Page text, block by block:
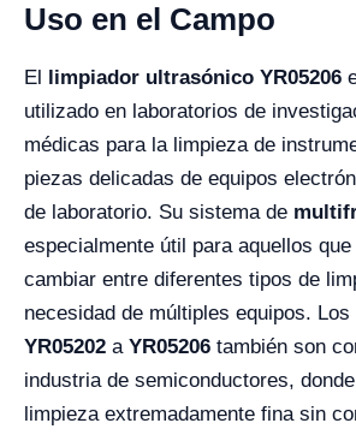
Uso en el Campo
El limpiador ultrasónico YR05206
utilizado en laboratorios de
médicas para la limpieza de
piezas delicadas de equipos
de laboratorio. Su sistema de
especialmente útil para aquellos
cambiar entre diferentes tipos de
necesidad de múltiples equipos. Los
YR05202 a YR05206 también son
industria de semiconductores,
limpieza extremadamente fina sin